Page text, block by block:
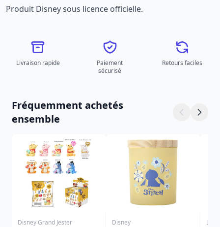
Produit Disney sous licence officielle.
Livraison rapide
Paiement
sécurisé
Retours faciles
Fréquemment achetés
ensemble
Disney Grand Jester Disney